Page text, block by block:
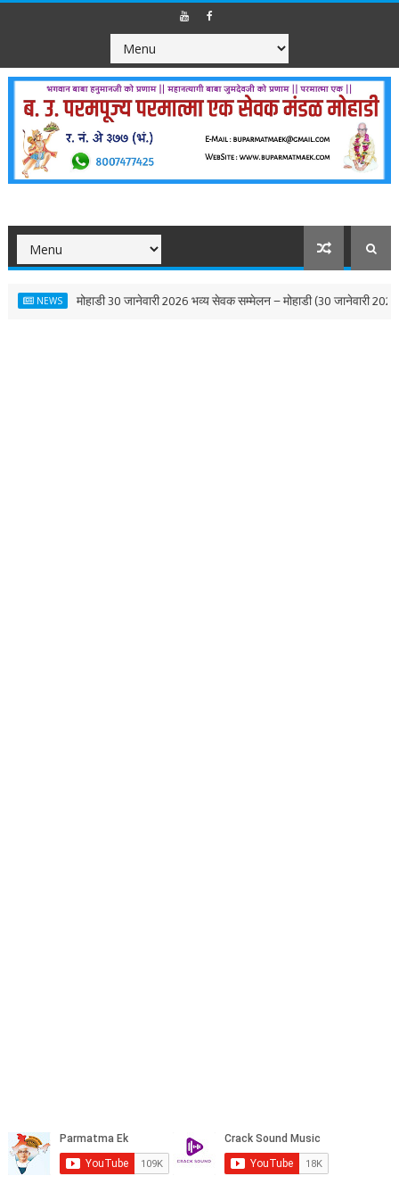
मोहाडी 30 जानेवारी 2026 भव्य सेवक सम्मेलन – मोहाडी (30 जानेवारी 2026)